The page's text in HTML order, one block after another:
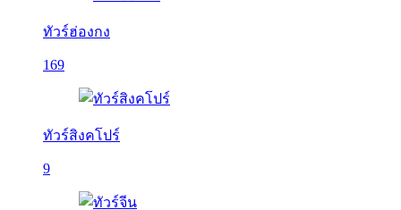
ทัวร์ฮ่องกง
169
ทัวร์สิงคโปร์
9